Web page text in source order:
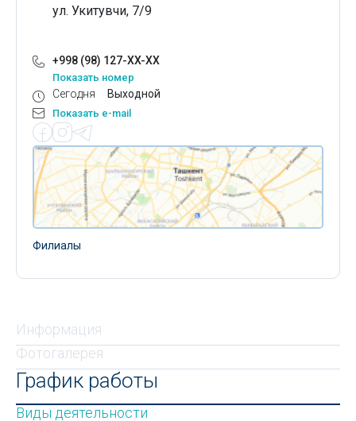
ул. Укитувчи, 7/9
+998 (98) 127-XX-XX
Показать номер
Сегодня Выходной
Показать e-mail
Филиалы
Информация
Фотогалерея
График работы
Виды деятельности